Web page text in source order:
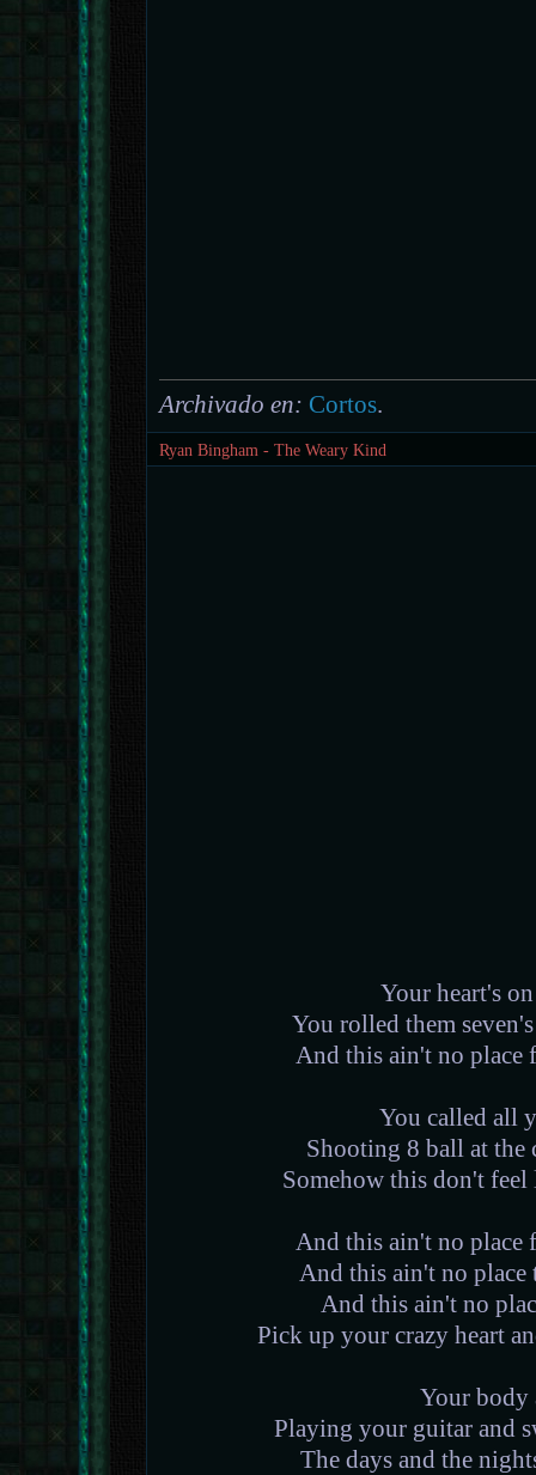
Archivado en: Cortos.
Ryan Bingham - The Weary Kind
Your heart's
You rolled them
And this ain't no place
You called all
Shooting 8 ball at the
Somehow this don't
And this ain't no place
And this ain't no
And this ain't no
Pick up your crazy heart
Your body
Playing your guitar and
The days and the